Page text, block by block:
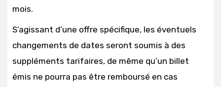
mois.
S’agissant d’une offre spécifique, les éventuels
changements de dates seront soumis à des
suppléments tarifaires, de même qu’un billet
émis ne pourra pas être remboursé en cas